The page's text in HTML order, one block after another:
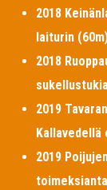
2018
laiturin
2018
2019
2019